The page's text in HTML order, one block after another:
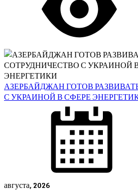
АЗЕРБАЙДЖАН ГОТОВ
С УКРАИНОЙ В СФЕРЕ
августа, 2026